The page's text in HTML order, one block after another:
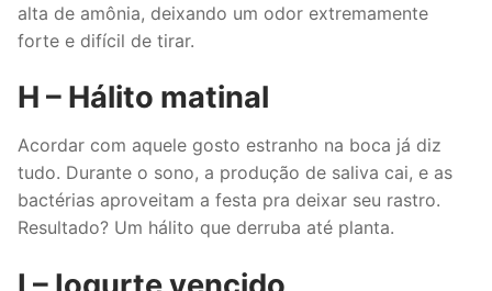
alta de amônia, deixando um odor extremamente
forte e difícil de tirar.
H – Hálito matinal
Acordar com aquele gosto estranho na boca já diz
tudo. Durante o sono, a produção de saliva cai, e as
bactérias aproveitam a festa pra deixar seu rastro.
Resultado? Um hálito que derruba até planta.